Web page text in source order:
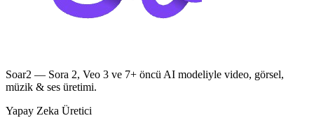
Soar2 — Sora 2, Veo 3 ve 7+ öncü AI modeliyle video, görsel,
müzik & ses üretimi.
Yapay Zeka Üretici